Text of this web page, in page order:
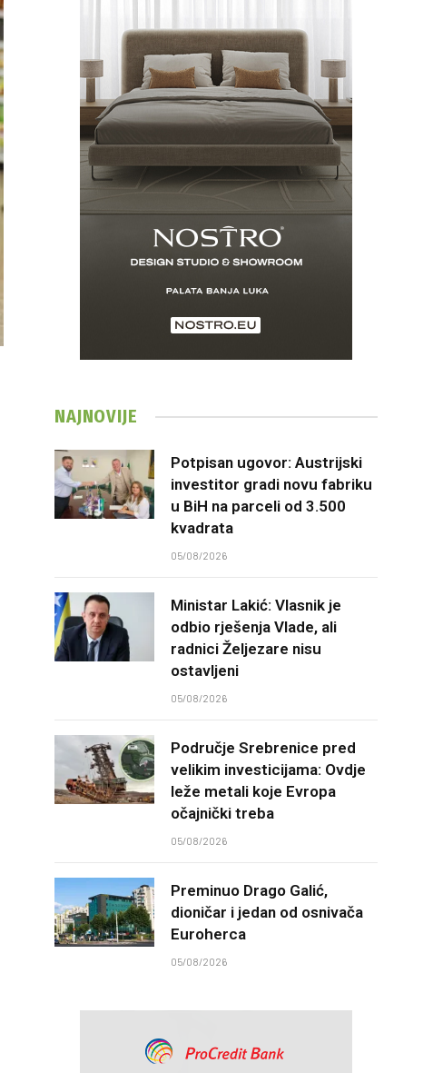
NAJNOVIJE
Potpisan ugovor: Austrijski
investitor gradi novu fabriku
u BiH na parceli od 3.500
kvadrata
05/08/2026
Ministar Lakić: Vlasnik je
odbio rješenja Vlade, ali
radnici Željezare nisu
ostavljeni
05/08/2026
Područje Srebrenice pred
velikim investicijama: Ovdje
leže metali koje Evropa
očajnički treba
05/08/2026
Preminuo Drago Galić,
dioničar i jedan od osnivača
Euroherca
05/08/2026